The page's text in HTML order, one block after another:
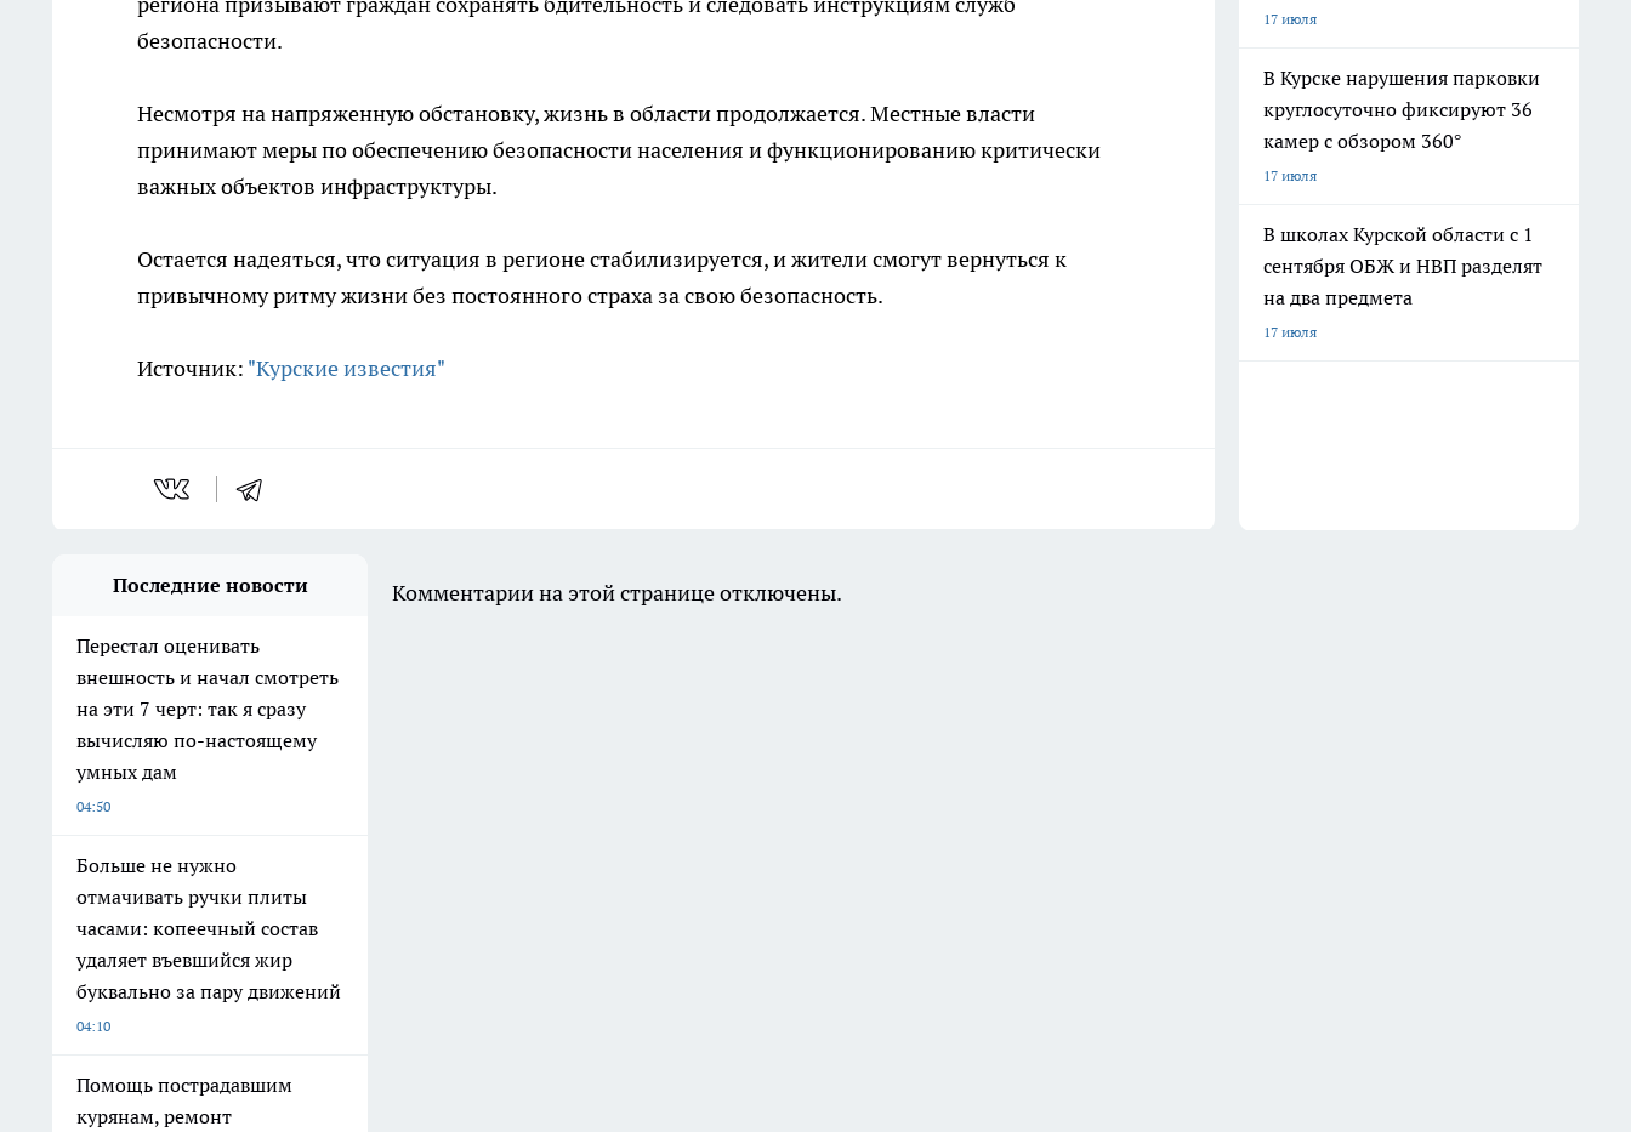
безопасности.
Несмотря на напряженную обстановку, жизнь в области продолжается. Местные власти
принимают меры по обеспечению безопасности населения и функционированию критически
важных объектов инфраструктуры.
Остается надеяться, что ситуация в регионе стабилизируется, и жители смогут вернуться к
привычному ритму жизни без постоянного страха за свою безопасность.
Источник: "Курские известия"
17 июля
В Курске нарушения парковки
круглосуточно фиксируют 36
камер с обзором 360°
17 июля
В школах Курской области с 1
сентября ОБЖ и НВП разделят
на два предмета
17 июля
Последние новости
Перестал оценивать
внешность и начал смотреть
на эти 7 черт: так я сразу
вычисляю по-настоящему
умных дам
04:50
Больше не нужно
отмачивать ручки плиты
часами: копеечный состав
удаляет въевшийся жир
буквально за пару движений
04:10
Помощь пострадавшим
курянам, ремонт
Комментарии на этой странице отключены.